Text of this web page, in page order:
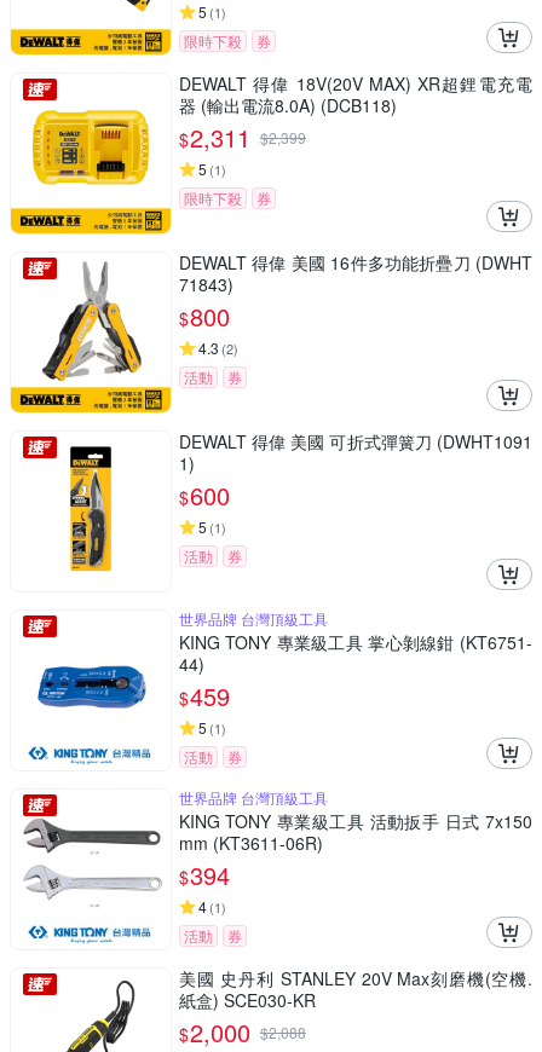
5 (1)
限時下殺 券
DEWALT 得偉 18V(20V MAX) XR超鋰電充電
器 (輸出電流8.0A) (DCB118)
$2,311 $2,399
5 (1)
限時下殺 券
DEWALT 得偉 美國 16件多功能折疊刀 (DWHT
71843)
$800
4.3 (2)
活動 券
DEWALT 得偉 美國 可折式彈簧刀 (DWHT1091
1)
$600
5 (1)
活動 券
世界品牌 台灣頂級工具
KING TONY 專業級工具 掌心剝線鉗 (KT6751-
44)
$459
5 (1)
活動
券
世界品牌 台灣頂級工具
KING TONY 專業級工具 活動扳手 日式 7x150
mm (KT3611-06R)
$394
4(1)
活動 券
美國 史丹利 STANLEY 20V Max刻磨機(空機.
紙盒) SCE030-KR
$2,000 $2,088